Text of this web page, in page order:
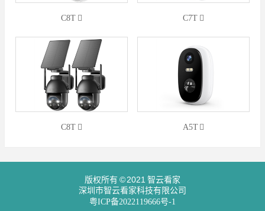
C8T C7T
C8T A5T
版权所有 © 2021 智云看家
深圳市智云看家科技有限公司
粤ICP备2022119666号-1